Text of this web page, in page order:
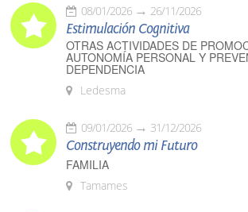
08/01/2026 26/11/2026
Estimulación Cognitiva
OTRAS ACTIVIDADES DE
AUTONOMÍA PERSONAL Y
DEPENDENCIA
Ledesma
09/01/2026 31/12/2026
Construyendo mi Futuro
FAMILIA
Tamames